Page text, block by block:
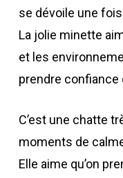
se dévoile une
La jolie minette
et les
prendre confiance
C’est une chatte
moments de
Elle aime qu’on